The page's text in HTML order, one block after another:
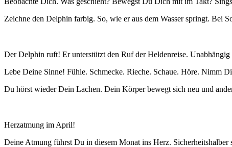
Zeichne den Delphin farbig. So, wie er aus dem Wasser springt. Bei
Der Delphin ruft! Er unterstützt den Ruf der Heldenreise.
Lebe Deine Sinne! Fühle. Schmecke. Rieche. Schaue. Höre. Nimm
Du hörst wieder Dein Lachen. Dein Körper bewegt sich neu und
Herzatmung im April!
Deine Atmung führst Du in diesem Monat ins Herz.